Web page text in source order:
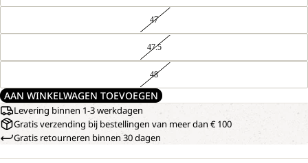
47
47.5
48
AAN WINKELWAGEN TOEVOEGEN
Levering binnen 1-3 werkdagen
Gratis verzending bij bestellingen van meer dan € 100
Gratis retourneren binnen 30 dagen